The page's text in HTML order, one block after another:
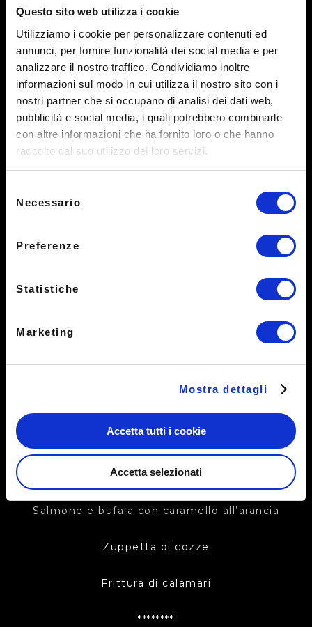
Questo sito web utilizza i cookie
Utilizziamo i cookie per personalizzare contenuti ed
annunci, per fornire funzionalità dei social media e per
analizzare il nostro traffico. Condividiamo inoltre
informazioni sul modo in cui utilizza il nostro sito con i
nostri partner che si occupano di analisi dei dati web,
pubblicità e social media, i quali potrebbero combinarle
con altre informazioni che ha fornito loro o che hanno
raccolto dal suo utilizzo dei loro servizi.
delNecessario
Preferenze
Statistiche
Marketing
Mostra dettagli
Accetta tutti i cookie
Accetta selezionati
(Menu da lunedi al venerdi a pranzo)
Tra le opzioni proposte:
1 Primo +
1 Secondo +
(Coperto incluso / Escluse bevande)
MENÙ DEGUSTAZIONE
(45€)
Antipasto misto di pesce al piatto
cocco
Gambero dorato in crosta di pasta kataifi
Salmone e bufala con caramello all’arancia
Zuppetta di cozze
Frittura di calamari
********